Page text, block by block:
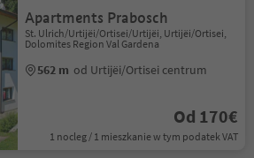
Apartments Prabosch
St. Ulrich/Urtijëi/Ortisei/Urtijëi, Urtijëi/Ortisei,
Dolomites Region Val Gardena
562 m od Urtijëi/Ortisei centrum
Od 170€
1 nocleg / 1 mieszkanie w tym podatek VAT